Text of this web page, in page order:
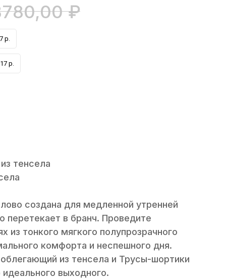
₽
р.
р.
тенсела
создана для медленной утренней
перетекает в бранч. Проведите
из тонкого мягкого полупрозрачного
комфорта и неспешного дня.
из тенсела и Трусы-шортики
выходного.